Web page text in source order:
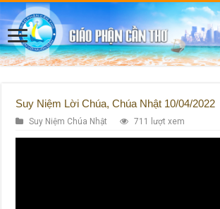
Suy Niệm Lời Chúa, Chúa Nhật 10/04/2022
Suy Niệm Chúa Nhật 711 lượt xem